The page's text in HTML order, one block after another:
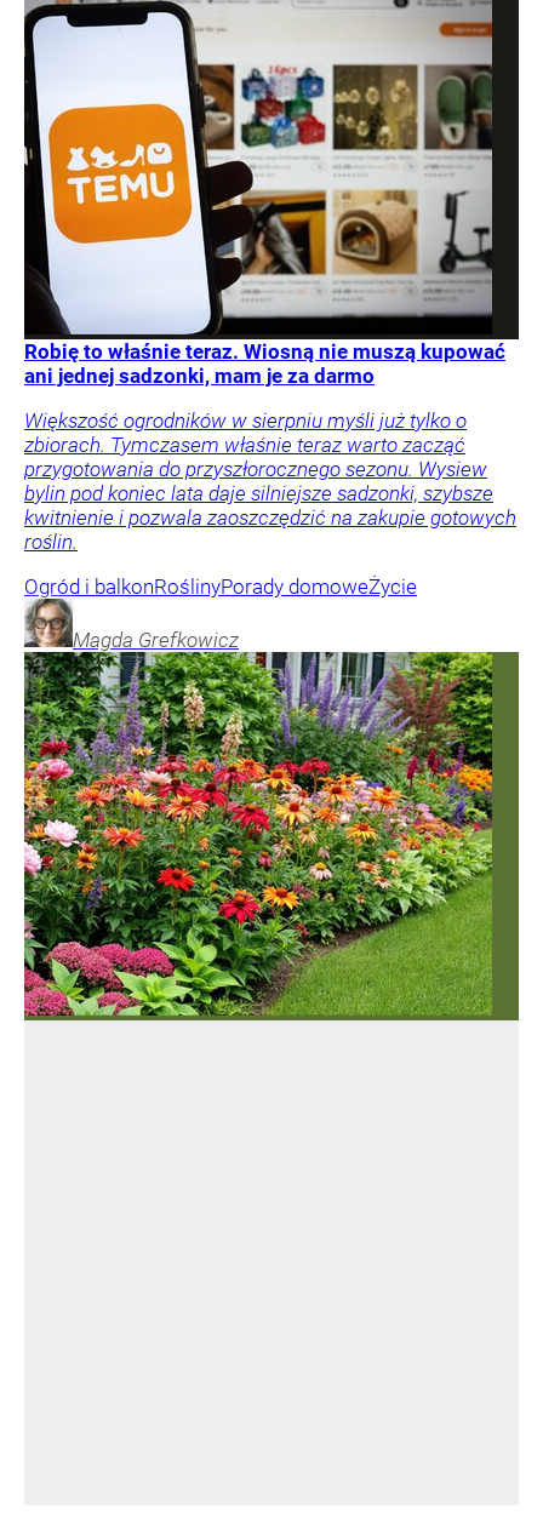
Robię to właśnie teraz. Wiosną nie muszą kupować
ani jednej sadzonki, mam je za darmo
Większość ogrodników w sierpniu myśli już tylko o
zbiorach. Tymczasem właśnie teraz warto zacząć
przygotowania do przyszłorocznego sezonu. Wysiew
bylin pod koniec lata daje silniejsze sadzonki, szybsze
kwitnienie i pozwala zaoszczędzić na zakupie gotowych
roślin.
Ogród i balkonRoślinyPorady domoweŻycie
Magda Grefkowicz